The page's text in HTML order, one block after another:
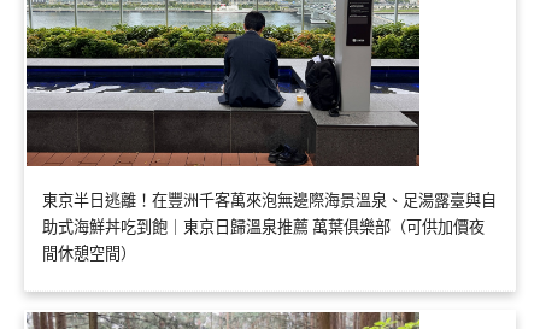
東京半日逃離！在豐洲千客萬來泡無邊際海景溫泉、足湯露臺與自
助式海鮮丼吃到飽｜東京日歸溫泉推薦 萬葉俱樂部（可供加價夜
間休憩空間）